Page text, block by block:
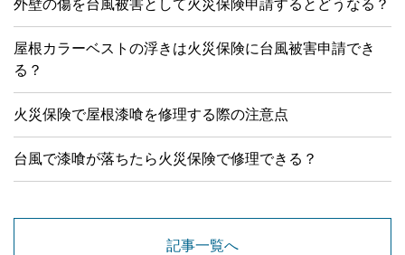
外壁の傷を台風被害として火災保険申請するとどうなる？
屋根カラーベストの浮きは火災保険に台風被害申請でき
る？
火災保険で屋根漆喰を修理する際の注意点
台風で漆喰が落ちたら火災保険で修理できる？
記事一覧へ